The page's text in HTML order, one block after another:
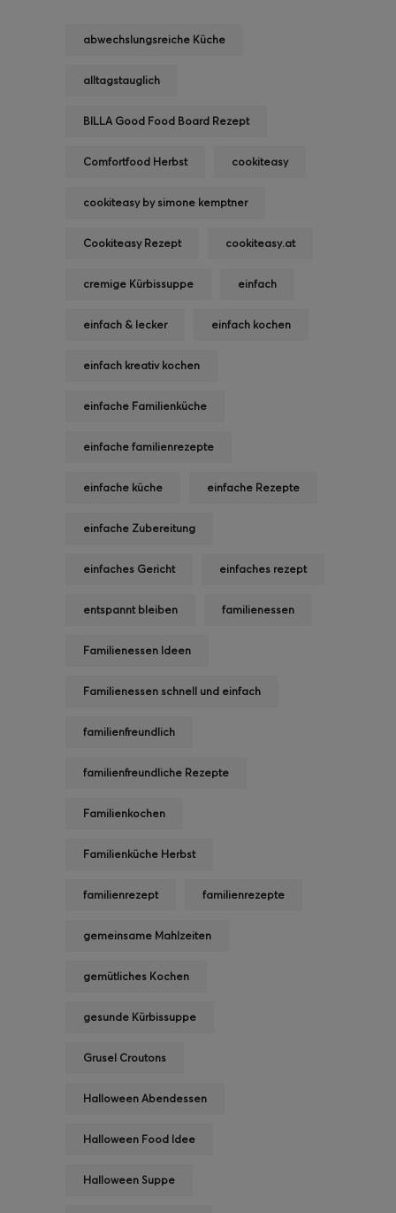
abwechslungsreiche Küche
alltagstauglich
BILLA Good Food Board Rezept
Comfortfood Herbst cookiteasy
cookiteasy by simone kemptner
Cookiteasy Rezept cookiteasy.at
cremige Kürbissuppe einfach
einfach & lecker einfach kochen
einfach kreativ kochen
einfache Familienküche
einfache familienrezepte
einfache küche einfache Rezepte
einfache Zubereitung
einfaches Gericht einfaches rezept
entspannt bleiben familienessen
Familienessen Ideen
Familienessen schnell und einfach
familienfreundlich
familienfreundliche Rezepte
Familienkochen
Familienküche Herbst
familienrezept familienrezepte
gemeinsame Mahlzeiten
gemütliches Kochen
gesunde Kürbissuppe
Grusel Croutons
Halloween Abendessen
Halloween Food Idee
Halloween Suppe